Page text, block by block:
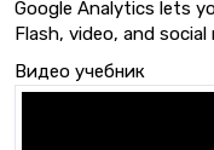
Google Analytics lets
Flash, video, and
Видео учебник